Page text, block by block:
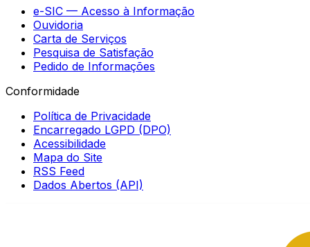
e-SIC — Acesso à Informação
Ouvidoria
Carta de Serviços
Pesquisa de Satisfação
Pedido de Informações
Conformidade
Política de Privacidade
Encarregado LGPD (DPO)
Acessibilidade
Mapa do Site
RSS Feed
Dados Abertos (API)